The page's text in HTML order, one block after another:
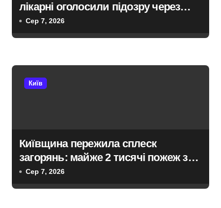
а
п
лікарні оголосили підозру через
завищену ціну на УЗД на 6 млн грн
Сер 7, 2026
Київ
Київщина пережила сплеск
загорянь: майже 2 тисячі пожеж за
рік у природних екосистемах
Сер 7, 2026